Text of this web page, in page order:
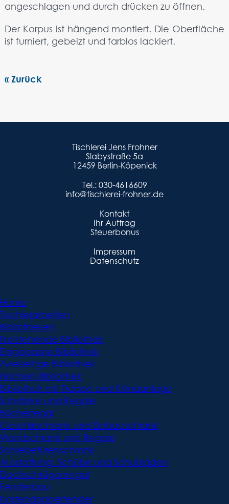
angeschlagen und durch drücken zu öffnen.
Der Korpus ist hängend montiert. Die Oberfläche
ist furniert, gebeizt und farblos lackiert.
« Zurück
Tischlerei Jens Frohner
Slabystraße 5a
12459 Berlin-Köpenick
Tel.:030-4616609
info@tischlerei-frohner.de
Kontakt
Ihr Auftrag
Steuerbonus
Impressum
Datenschutz
Home
Tischlerarbeiten
Bibliotheken
Freistehende Bibliothek
Eingepasste Bibliothek
Zweiseitige Bibliothek
Nischen-Bibliothek
Bibliothek mit Treppe und Klimaanlage
Schränke und Regale
Bücherregal
Geschirrschrank und Einbauschrank
Wandschrank und Regale
Schiebetürenschrank
Ausstattung: Schübe und Schubladen
Dachschrägenregal
Fensterbau
Kastendoppelfenster